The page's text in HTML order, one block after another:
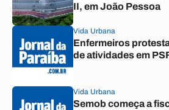
II, em João Pessoa
Vida Urbana
Enfermeiros
de atividades em
Vida Urbana
Semob começa a